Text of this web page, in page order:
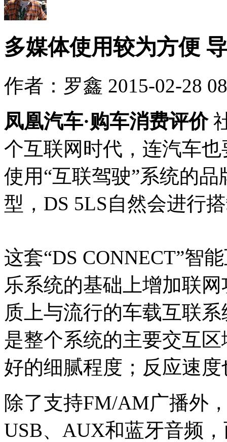
多媒体使用较为方便
作者：罗鑫 2015-02-28
凤凰汽车·购车消费评价
个互联网时代，连汽车
使用“互联驾驶”系统的
型，DS 5LS自然会进行
这套“DS CONNECT”智
乐系统的基础上增加联
质上与流行的车载互联
是整个系统的主要交互
好的细腻程度；反应速
除了支持FM/AM广播外
USB、AUX和蓝牙音频